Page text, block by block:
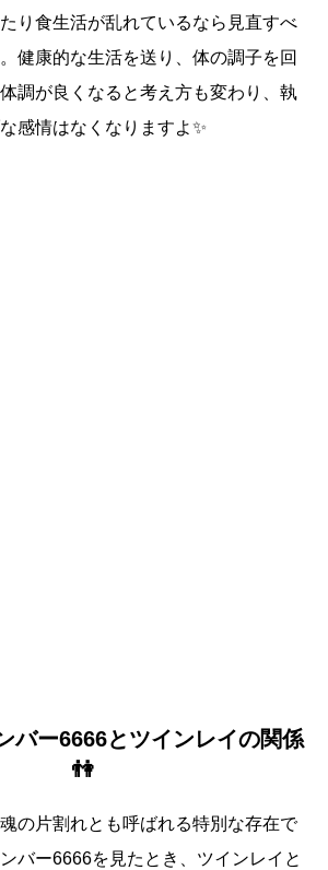
り食生活が乱れているなら見直すべ
健康的な生活を送り、体の調子を回
調が良くなると考え方も変わり、執
感情はなくなりますよ✨
バー6666とツインレイの関係
👫
の片割れとも呼ばれる特別な存在で
バー6666を見たとき、ツインレイと